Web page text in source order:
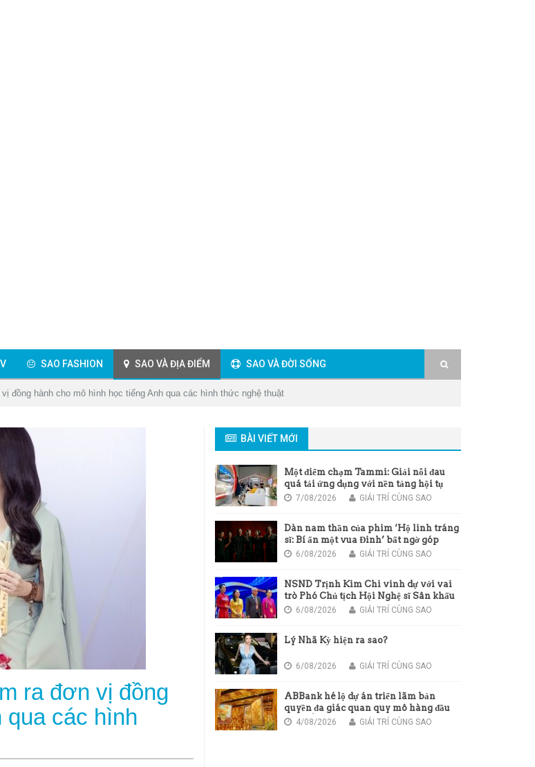
SAO FASHION SAO VÀ ĐỊA ĐIỂM SAO VÀ ĐỜI SỐNG
đồng hành cho mô hình học tiếng Anh qua các hình thức nghệ thuật
ra đơn vị đồng
qua các hình
BÀI VIẾT MỚI
Một điểm chạm Tammi: Giải nỗi đau
quá tải ứng dụng với nền tảng hội tụ
mới của Viettel
7/08/2026 GIẢI TRÍ CÙNG SAO
Dàn nam thần của phim ‘Hộ linh tráng
sĩ: Bí ẩn một vua Đinh’ bất ngờ góp
giọng trong bài hát chủ đề của phim
6/08/2026 GIẢI TRÍ CÙNG SAO
NSND Trịnh Kim Chi vinh dự với vai
trò Phó Chủ tịch Hội Nghệ sĩ Sân khấu
Việt Nam
6/08/2026 GIẢI TRÍ CÙNG SAO
Lý Nhã Kỳ hiện ra sao?
6/08/2026 GIẢI TRÍ CÙNG SAO
ABBank hé lộ dự án triển lãm bản
quyền đa giác quan quy mô hàng đầu
châu Á
4/08/2026 GIẢI TRÍ CÙNG SAO